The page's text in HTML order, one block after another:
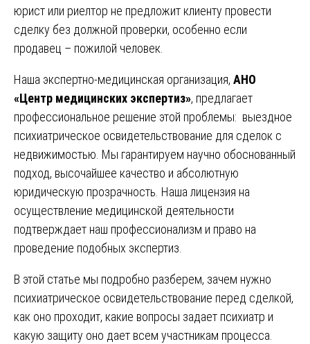
юрист или риелтор не предложит клиенту провести
сделку без должной проверки, особенно если
продавец – пожилой человек.
Наша экспертно-медицинская организация, АНО
«Центр медицинских экспертиз», предлагает
профессиональное решение этой проблемы: выездное
психиатрическое освидетельствование для сделок с
недвижимостью. Мы гарантируем научно обоснованный
подход, высочайшее качество и абсолютную
юридическую прозрачность. Наша лицензия на
осуществление медицинской деятельности
подтверждает наш профессионализм и право на
проведение подобных экспертиз.
В этой статье мы подробно разберем, зачем нужно
психиатрическое освидетельствование перед сделкой,
как оно проходит, какие вопросы задает психиатр и
какую защиту оно дает всем участникам процесса.